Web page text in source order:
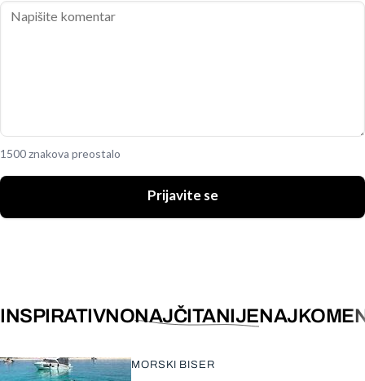
1500 znakova preostalo
Prijavite se
INSPIRATIVNONAJČITANIJE
MORSKI BISER